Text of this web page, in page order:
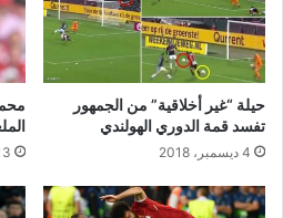
حيلة “غير أخلاقية” من الجمهور
تفسد قمة الدوري الهولندي
4 ديسمبر، 2018 13